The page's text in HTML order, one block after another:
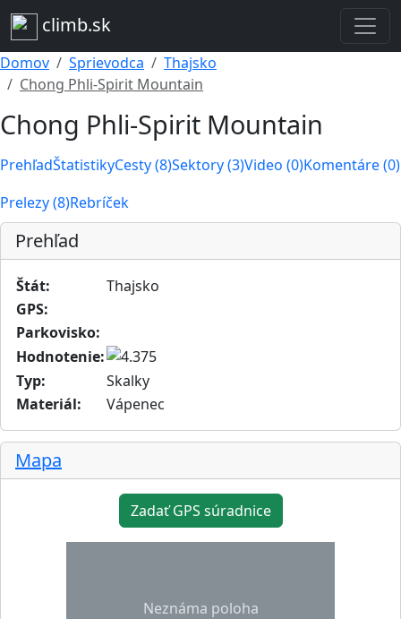
climb.sk
Domov Sprievodca
Thajsko
Chong Phli-Spirit Mountain
Chong Phli-Spirit Mountain
PrehľadŠtatistikyCesty (8)Sektory (3)Video (0)Komentáre (0)
Prelezy (8)Rebríček
Prehľad
Štát:
Thajsko
GPS:
Parkovisko:
Hodnotenie:
Typ:
Skalky
Materiál:
Vápenec
Mapa
Zadať GPS súradnice
Neznáma poloha